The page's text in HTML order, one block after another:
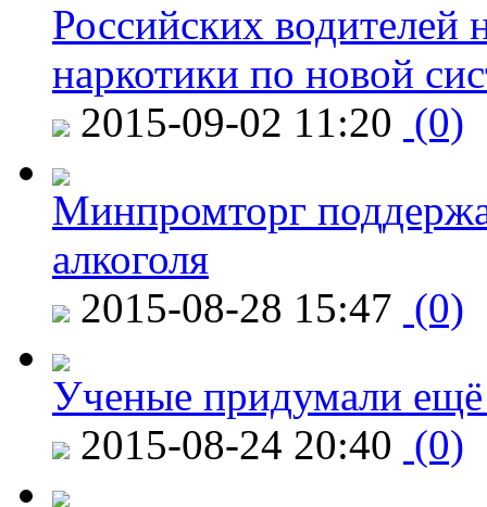
Российских водителей
наркотики по новой
2015-09-02 11:20 (0)
Минпромторг
алкоголя
2015-08-28 15:47 (0)
Ученые придумали ещё
2015-08-24 20:40 (0)